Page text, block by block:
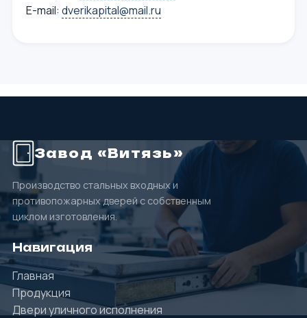
E-mail: dverikapital@mail.ru
Завод «Витязь»
Производство стальных входных и
противопожарных дверей с собственным
циклом изготовления.
Навигация
Главная
Продукция
Двери уличного исполнения